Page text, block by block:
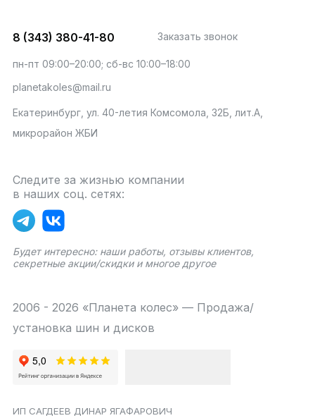
8 (343) 380-41-80 Заказать звонок
пн-пт 09:00–20:00; сб-вс 10:00–18:00
planetakoles@mail.ru
Екатеринбург, ул. 40-летия Комсомола, 32Б, лит.А,
микрорайон ЖБИ
Следите за жизнью компании
в наших соц. сетях:
Будет интересно: наши работы, отзывы клиентов,
секретные акции/скидки и многое другое
2006 - 2026 «Планета колес» — Продажа/
установка шин и дисков
ИП САГДЕЕВ ДИНАР ЯГАФАРОВИЧ